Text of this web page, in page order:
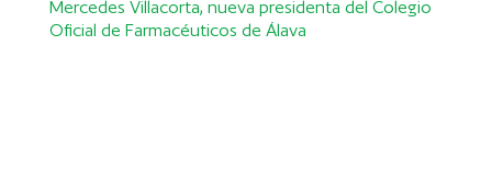
Mercedes Villacorta, nueva presidenta del Colegio
Oficial de Farmacéuticos de Álava